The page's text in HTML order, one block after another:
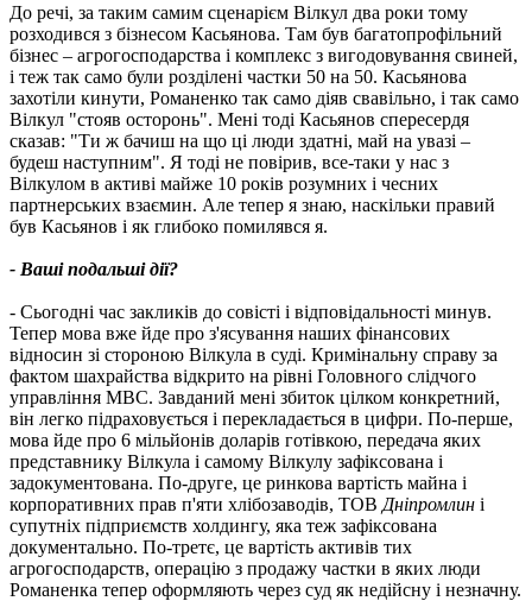
До речі, за таким самим сценарієм Вілкул два роки тому
розходився з бізнесом Касьянова. Там був багатопрофільний
бізнес – агрогосподарства і комплекс з вигодовування свиней,
і теж так само були розділені частки 50 на 50. Касьянова
захотіли кинути, Романенко так само діяв свавільно, і так само
Вілкул "стояв осторонь". Мені тоді Касьянов спересердя
сказав: "Ти ж бачиш на що ці люди здатні, май на увазі –
будеш наступним". Я тоді не повірив, все-таки у нас з
Вілкулом в активі майже 10 років розумних і чесних
партнерських взаємин. Але тепер я знаю, наскільки правий
був Касьянов і як глибоко помилявся я.
- Ваші подальші дії?
- Сьогодні час закликів до совісті і відповідальності минув.
Тепер мова вже йде про з'ясування наших фінансових
відносин зі стороною Вілкула в суді. Кримінальну справу за
фактом шахрайства відкрито на рівні Головного слідчого
управління МВС. Завданий мені збиток цілком конкретний,
він легко підраховується і перекладається в цифри. По-перше,
мова йде про 6 мільйонів доларів готівкою, передача яких
представнику Вілкула і самому Вілкулу зафіксована і
задокументована. По-друге, це ринкова вартість майна і
корпоративних прав п'яти хлібозаводів, ТОВ Дніпромлин і
супутніх підприємств холдингу, яка теж зафіксована
документально. По-третє, це вартість активів тих
агрогосподарств, операцію з продажу частки в яких люди
Романенка тепер оформляють через суд як недійсну і незначну.